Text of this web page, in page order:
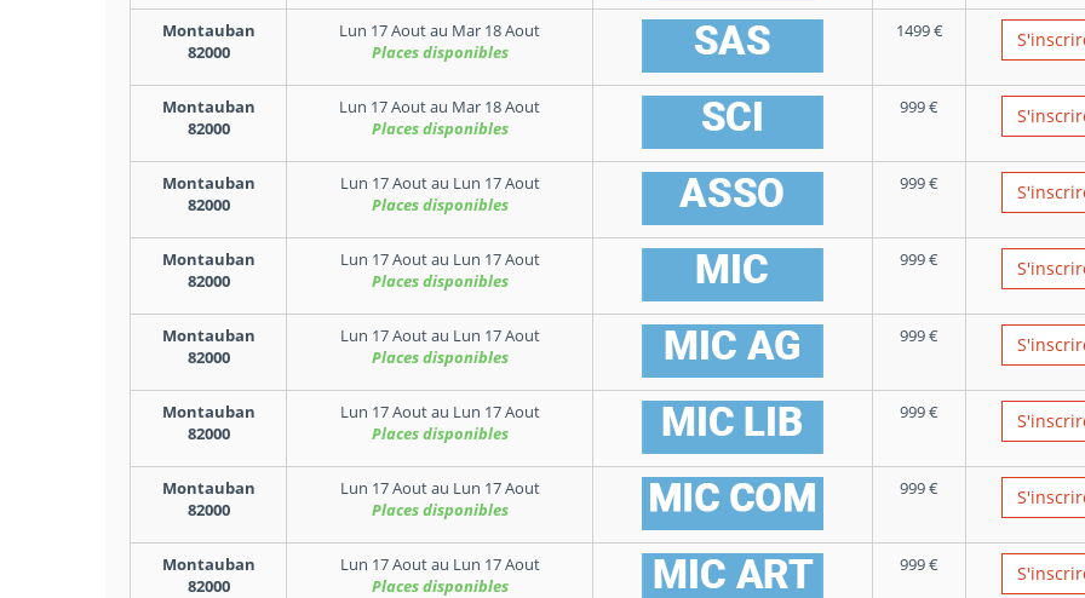
Montauban
82000
Lun 17 Aoutau Mar 18 Aout
Places disponibles
1499€
Montauban
82000
Lun 17 Aoutau Mar 18 Aout
Places disponibles
999€
Montauban
82000
Lun 17 Aoutau Lun 17 Aout
Places disponibles
999€
Montauban
82000
Lun 17 Aoutau Lun 17 Aout
Places disponibles
999€
Montauban
82000
Lun 17 Aoutau Lun 17 Aout
Places disponibles
999€
Montauban
82000
Lun 17 Aoutau Lun 17 Aout
Places disponibles
999€
Montauban
82000
Lun 17 Aoutau Lun 17 Aout
Places disponibles
999€
Montauban
82000
Lun 17 Aoutau Lun 17 Aout
Places disponibles
999€